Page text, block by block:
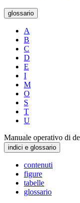
glossario
A
B
C
D
E
I
M
O
S
T
U
Manuale operativo di
indici e glossario
contenuti
figure
tabelle
glossario